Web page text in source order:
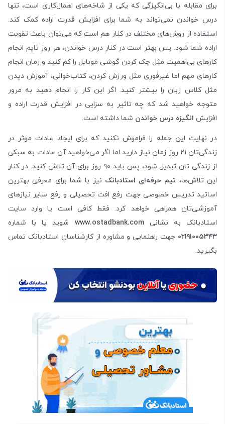
برای مقابله با بی‌انگیزگی که یکی از شاخه‌های اهمال‌کاری است، تنها
درس خواندن نمی‌تواند به شما برای افزایش قدرت اراده کمک کند.
استفاده از روش‌های مختلف در کنار هم است که می‌توان باعث تقویت
اراده شما شود. پس بهتر است در کنار درس خواندن، هر روز تایم انجام
کارهای بی‌اهمیت مثل چک کردن گوشی موبایل را کم کنید‌ و زمان انجام
کارهای مهم اما غیرفوری مثل ورزش کردن، کتاب‌خوانی، آموزش دیدن
مثل کلاس زبان را بیشتر کنید. اگر این کار را انجام دهید به مرور
متوجه خواهید شد که چه تاثیر به سزایی در افزایش قدرت اراده و
افزایش انگیزه‌ درس خواندن شما داشته است.
در نهایت این جمله را فراموش نکنید که برای ایجاد عادات موثر در
زندگی‌تان ۲۱ روز زمان نیاز دارید اما اگر می‌خواهید آن عادات به سبکی
از زندگی تان تبدیل شود، پس باید ۹۰ روز برای آن تلاش کنید. در کنار
این تلاش‌ها، تیم حرفه‌ای استادبانک نیز با شما برای معرفی بهترین
اساتید تدریس خصوصی جهت رفع افت تحصیلی و رفع سایر نیازهای
آموزشی‌تان همراهی خواهد کرد. فقط کافی است یا وارد سایت
استادبانک به نشانیwww.ostadbank.com شوید یا با شماره
۰۲۱۹۱۰۰۵۳۴۳ جهت راهنمایی و مشاوره از کارشناسان استادبانک تماس
بگیرید.